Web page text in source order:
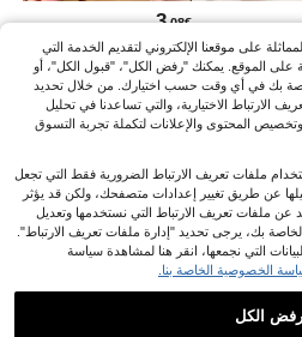
3.08€
على موقعنا الإلكتروني لتقديم الخدمة التي
على الموقع. يمكنك "رفض الكل"، "قبول الكل"، أو
بك في أي وقت حسب اختيارك. من خلال تحديد
الارتباط الاختيارية، والتي تساعدنا في تحليل
المحتوى والإعلانات لتكملة تجربة التسوق
ملفات تعريف الارتباط الضرورية فقط التي تجعل
عن طريق تغيير إعدادات متصفحك، ولكن قد يؤثر
ملفات تعريف الارتباط التي نستخدمها وتعديل
بك، يرجى تحديد "إدارة ملفات تعريف الارتباط".
التي نجمعها، انقر هنا لمشاهدة سياسة
الخصوصية الخاصة بنا.
رفض الكل